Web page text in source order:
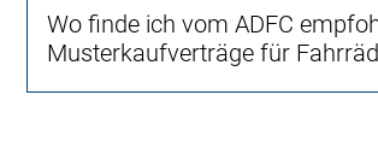
Wo finde ich vom ADFC
Musterkaufverträge für